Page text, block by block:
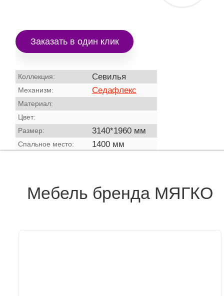
Заказать в один клик
Коллекция: Севилья
Механизм: Седафлекс
Материал:
Цвет:
Размер:
3140*1960 мм
Спальное место: 1400 мм
Мебель бренда МЯГКО